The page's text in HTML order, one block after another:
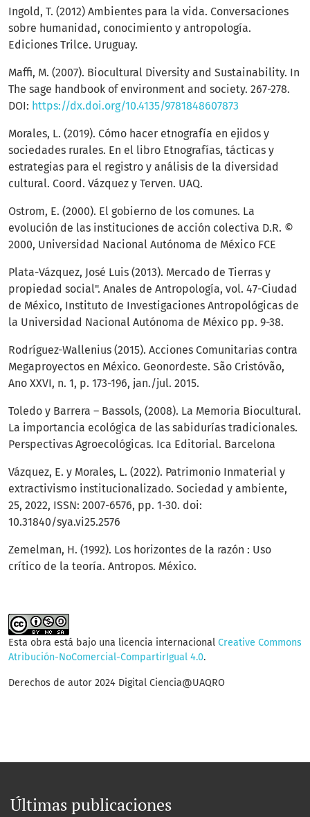
Ingold, T. (2012) Ambientes para la vida. Conversaciones
sobre humanidad, conocimiento y antropología.
Ediciones Trilce. Uruguay.
Maffi, M. (2007). Biocultural Diversity and Sustainability. In
The sage handbook of environment and society. 267-278.
DOI: https://dx.doi.org/10.4135/9781848607873
Morales, L. (2019). Cómo hacer etnografía en ejidos y
sociedades rurales. En el libro Etnografías, tácticas y
estrategias para el registro y análisis de la diversidad
cultural. Coord. Vázquez y Terven. UAQ.
Ostrom, E. (2000). El gobierno de los comunes. La
evolución de las instituciones de acción colectiva D.R. ©
2000, Universidad Nacional Autónoma de México FCE
Plata-Vázquez, José Luis (2013). Mercado de Tierras y
propiedad social". Anales de Antropología, vol. 47-Ciudad
de México, Instituto de Investigaciones Antropológicas de
la Universidad Nacional Autónoma de México pp. 9-38.
Rodríguez-Wallenius (2015). Acciones Comunitarias contra
Megaproyectos en México. Geonordeste. São Cristóvão,
Ano XXVI, n. 1, p. 173-196, jan./jul. 2015.
Toledo y Barrera – Bassols, (2008). La Memoria Biocultural.
La importancia ecológica de las sabidurías tradicionales.
Perspectivas Agroecológicas. Ica Editorial. Barcelona
Vázquez, E. y Morales, L. (2022). Patrimonio Inmaterial y
extractivismo institucionalizado. Sociedad y ambiente,
25, 2022, ISSN: 2007-6576, pp. 1-30. doi:
10.31840/sya.vi25.2576
Zemelman, H. (1992). Los horizontes de la razón : Uso
crítico de la teoría. Antropos. México.
Esta obra está bajo una licencia internacional Creative Commons
Atribución-NoComercial-CompartirIgual 4.0.
Derechos de autor 2024 Digital Ciencia@UAQRO
Últimas publicaciones